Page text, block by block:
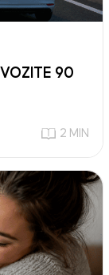
90
2 MIN